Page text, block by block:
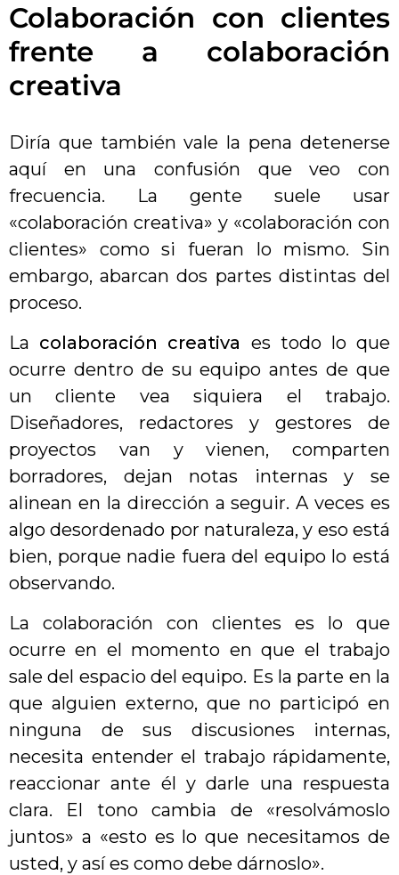
Colaboración con clientes
frente a colaboración
creativa
Diría que también vale la pena detenerse
aquí en una confusión que veo con
frecuencia. La gente suele usar
«colaboración creativa» y «colaboración con
clientes» como si fueran lo mismo. Sin
embargo, abarcan dos partes distintas del
proceso.
La colaboración creativa es todo lo que
ocurre dentro de su equipo antes de que
un cliente vea siquiera el trabajo.
Diseñadores, redactores y gestores de
proyectos van y vienen, comparten
borradores, dejan notas internas y se
alinean en la dirección a seguir. A veces es
algo desordenado por naturaleza, y eso está
bien, porque nadie fuera del equipo lo está
observando.
La colaboración con clientes es lo que
ocurre en el momento en que el trabajo
sale del espacio del equipo. Es la parte en la
que alguien externo, que no participó en
ninguna de sus discusiones internas,
necesita entender el trabajo rápidamente,
reaccionar ante él y darle una respuesta
clara. El tono cambia de «resolvámoslo
juntos» a «esto es lo que necesitamos de
usted, y así es como debe dárnoslo».